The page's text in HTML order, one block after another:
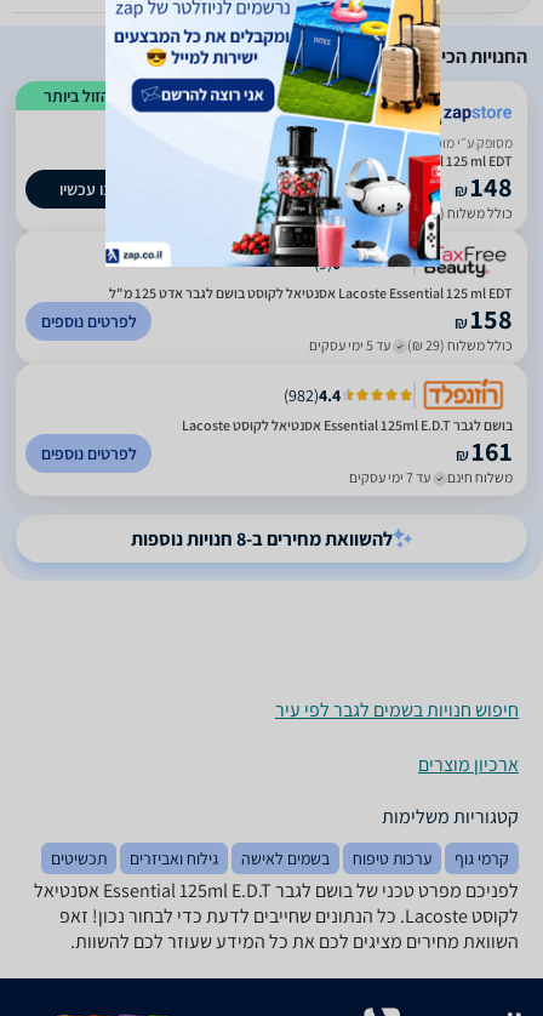
החנויות הכי זולות
הזול ביותר
ביטחון בשירות
מסופק ע״י מוכר חיצוני
Lacoste Essential 125 ml EDT אסנטיאל לקוסט בושם לגבר אדט 125 מ"ל
₪148
כולל משלוח (19 ₪) עד 8 ימי עסקים
קנו עכשיו
0
(
9
)
Lacoste Essential 125 ml EDT אסנטיאל לקוסט בושם לגבר אדט 125 מ"ל
₪158
כולל משלוח (29 ₪) עד 5 ימי עסקים
לפרטים נוספים
4.4
(
982
)
בושם לגבר Essential 125ml E.D.T אסנטיאל לקוסט Lacoste
₪161
משלוח חינם עד 7 ימי עסקים
לפרטים נוספים
להשוואת מחירים ב-8 חנויות נוספות
חיפוש חנויות בשמים לגבר לפי עיר
ארכיון מוצרים
קטגוריות משלימות
קרמי גוף ערכות טיפוח בשמים לאישה גילוח ואביזרים תכשיטים
לפניכם מפרט טכני של בושם לגבר Essential 125ml E.D.T אסנטיאל
לקוסט Lacoste. כל הנתונים שחייבים לדעת כדי לבחור נכון! זאפ
השוואת מחירים מציגים לכם את כל המידע שעוזר לכם להשוות.